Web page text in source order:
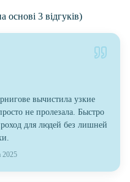
основі 3 відгуків)
вычистила узкие
не пролезала. Быстро
для людей без лишней
2025